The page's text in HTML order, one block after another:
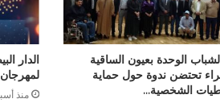
الوحدة بعيون الساقية
تحتضن ندوة حول حماية
الشخصية…
الدار
لمهرجان
منذ